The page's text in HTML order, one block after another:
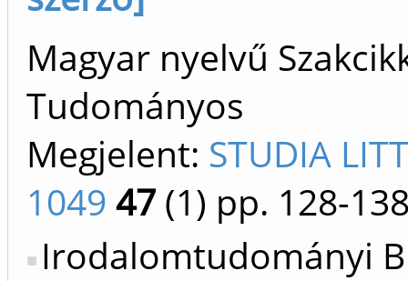
Magyar nyelvű
Tudományos
Megjelent: STUDIA
1049 47 (1) pp. 128-
Irodalomtudományi